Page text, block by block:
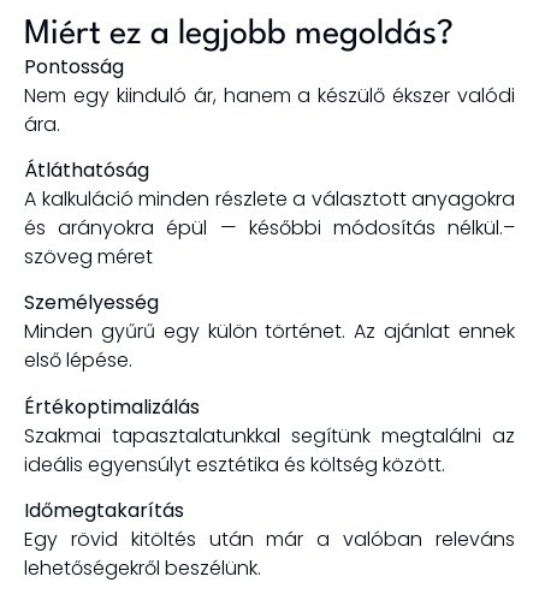
Miért ez a legjobb megoldás?
Pontosság
Nem egy kiinduló ár, hanem akészülő ékszer valódi
ára.
Átláthatóság
A kalkuláció minden részlete a választott anyagokra
és arányokra épül — későbbi módosítás nélkül.–
szöveg méret
Személyesség
Minden gyűrű egy külön történet. Az ajánlat ennek
első lépése.
Értékoptimalizálás
Szakmai tapasztalatunkkal segítünk megtalálni az
ideális egyensúlyt esztétika és költség között.
Időmegtakarítás
Egy rövid kitöltés után már a valóban releváns
lehetőségekről beszélünk.